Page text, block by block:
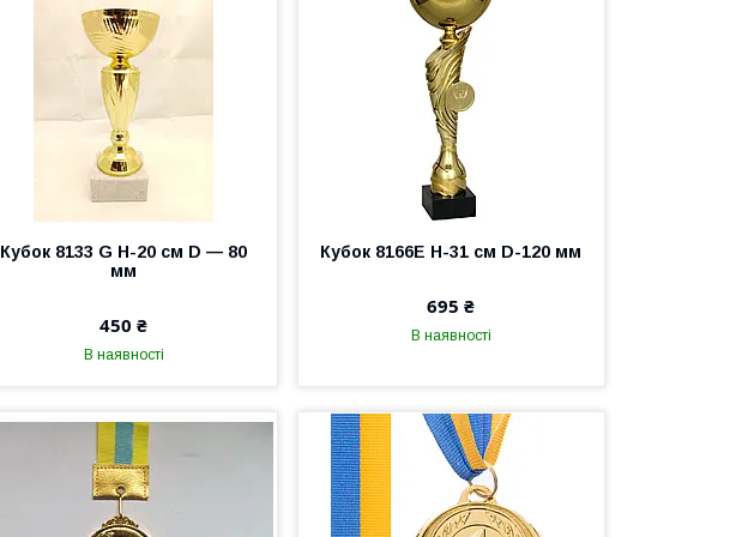
Кубок 8133 G H-20 см D — 80
мм
450 ₴
В наявності
Кубок 8166Е Н-31 см D-120 мм
695 ₴
В наявності